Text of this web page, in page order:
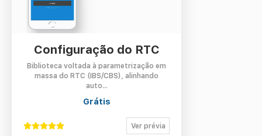
Configuração do RTC
Biblioteca voltada à parametrização em
massa do RTC (IBS/CBS), alinhando
auto...
Grátis
Ver prévia